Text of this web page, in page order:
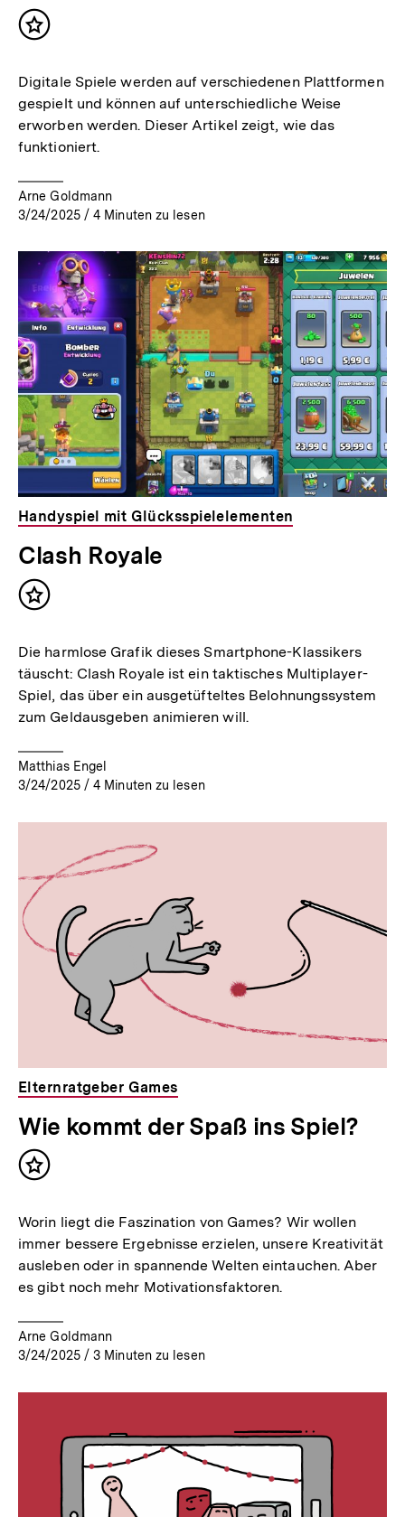
Inhalt
Digitale Spiele werden auf verschiedenen Plattformen
gespielt und können auf unterschiedliche Weise
erworben werden. Dieser Artikel zeigt, wie das
funktioniert.
Arne Goldmann
3/24/2025 / 4 Minuten zu lesen
Handyspiel mit Glücksspielelementen
Clash Royale
Inhalt
Die harmlose Grafik dieses Smartphone-Klassikers
täuscht: Clash Royale ist ein taktisches Multiplayer-
Spiel, das über ein ausgetüfteltes Belohnungssystem
zum Geldausgeben animieren will.
Matthias Engel
3/24/2025 / 4 Minuten zu lesen
Elternratgeber Games
Wie kommt der Spaß ins Spiel?
Inhalt
Worin liegt die Faszination von Games? Wir wollen
immer bessere Ergebnisse erzielen, unsere Kreativität
ausleben oder in spannende Welten eintauchen. Aber
es gibt noch mehr Motivationsfaktoren.
Arne Goldmann
3/24/2025 / 3 Minuten zu lesen